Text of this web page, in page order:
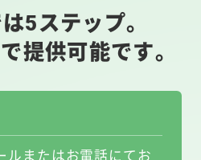
5ステップ。
提供可能です。
ルまたはお電話にてお